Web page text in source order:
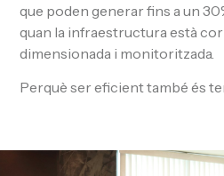
que poden generar fins a un
quan la infraestructura està
dimensionada i monitoritzada.
Perquè ser eficient també és